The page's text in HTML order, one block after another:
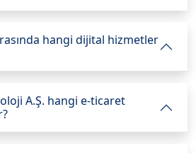
hangi dijital hizmetler
A.Ş. hangi e-ticaret